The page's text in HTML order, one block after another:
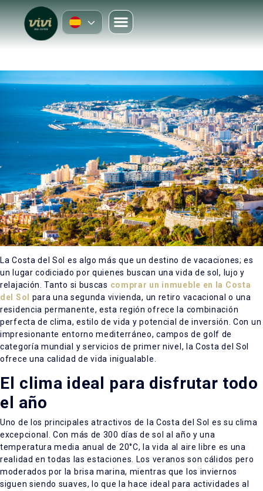
La Costa del Sol es algo más que un destino de vacaciones; es
un lugar codiciado por quienes buscan una vida de sol, lujo y
relajación. Tanto si buscas comprar un inmueble en la Costa
del Sol
para una segunda vivienda, un retiro vacacional o una
residencia permanente, esta región ofrece la combinación
perfecta de clima, estilo de vida y potencial de inversión. Con un
impresionante entorno mediterráneo, campos de golf de
categoría mundial y servicios de primer nivel, la Costa del Sol
ofrece una calidad de vida inigualable.
El clima ideal para disfrutar todo
el año
Uno de los principales atractivos de la Costa del Sol es su clima
excepcional. Con más de 300 días de sol al año y una
temperatura media anual de 20°C, la vida al aire libre es una
realidad en todas las estaciones. Los veranos son cálidos pero
moderados por la brisa marina, mientras que los inviernos
siguen siendo suaves, lo que la hace ideal para actividades al